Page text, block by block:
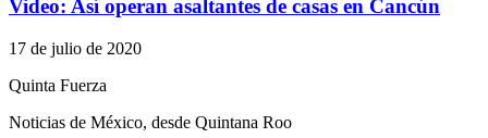
Video: Así operan asaltantes de casas en Cancún
17 de julio de 2020
Quinta Fuerza
Noticias de México, desde Quintana Roo